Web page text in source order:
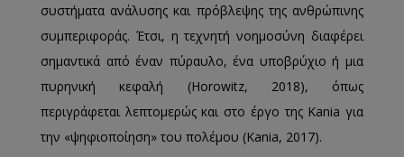
συστήματα ανάλυσης και πρόβλεψης της ανθρώπινης
συμπεριφοράς. Έτσι, η τεχνητή νοημοσύνη διαφέρει
σημαντικά από έναν πύραυλο, ένα υποβρύχιο ή μια
πυρηνική κεφαλή (Horowitz, 2018), όπως
περιγράφεται λεπτομερώς και στο έργο της Kania για
την «ψηφιοποίηση» του πολέμου (Kania, 2017).